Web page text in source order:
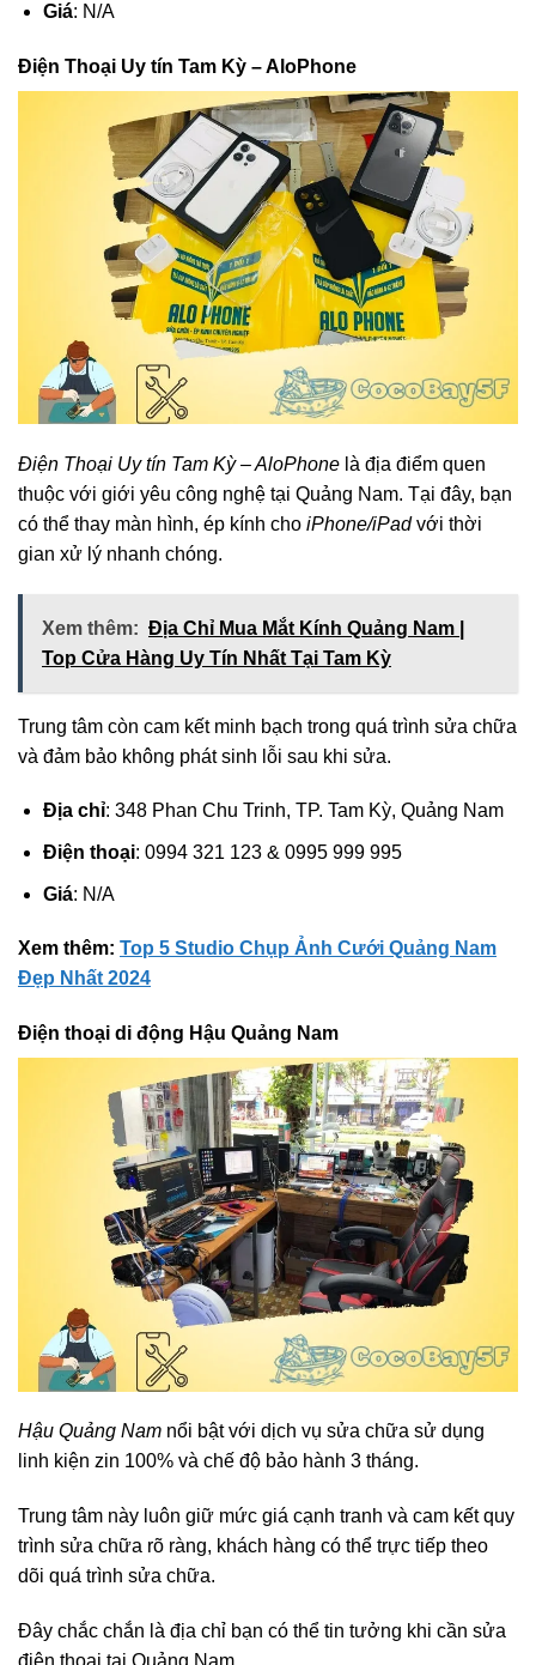
Giá: N/A
Điện Thoại Uy tín Tam Kỳ – AloPhone
Điện Thoại Uy tín Tam Kỳ – AloPhone là địa điểm quen
thuộc với giới yêu công nghệ tại Quảng Nam. Tại đây, bạn
có thể thay màn hình, ép kính cho iPhone/iPadvới thời
gian xử lý nhanh chóng.
Xem thêm: Địa Chỉ Mua Mắt Kính Quảng Nam |
Top Cửa Hàng Uy Tín Nhất Tại Tam Kỳ
Trung tâm còn cam kết minh bạch trong quá trình sửa chữa
và đảm bảo không phát sinh lỗi sau khi sửa.
Địa chỉ: 348 Phan Chu Trinh, TP. Tam Kỳ, Quảng Nam
Điện thoại: 0994 321 123 & 0995 999 995
Giá: N/A
Xem thêm: Top 5 Studio Chụp Ảnh Cưới Quảng Nam
Đẹp Nhất 2024
Điện thoại di động Hậu Quảng Nam
Hậu Quảng Nam nổi bật với dịch vụ sửa chữa sử dụng
linh kiện zin 100% và chế độ bảo hành 3 tháng.
Trung tâm này luôn giữ mức giá cạnh tranh và cam kết quy
trình sửa chữa rõ ràng, khách hàng có thể trực tiếp theo
dõi quá trình sửa chữa.
Đây chắc chắn là địa chỉ bạn có thể tin tưởng khi cần sửa
điện thoại tại Quảng Nam.